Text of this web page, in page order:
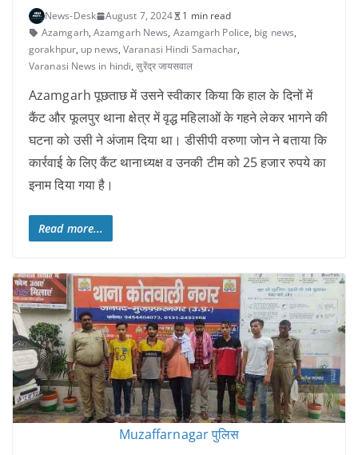
News-Desk August 7, 2024
1 min read
Azamgarh,Azamgarh News, Azamgarh Police, big news,
gorakhpur, up news,Varanasi Hindi Samachar,
Varanasi News in hindi,सुरेंद्र जायसवाल
Azamgarh पूछताछ में उसने स्वीकार किया कि हाल के दिनों में
कैंट और फूलपुर थाना क्षेत्र में वृद्ध महिलाओं के गहने लेकर भागने की
घटना को उसी ने अंजाम दिया था। डीसीपी वरुणा जोन ने बताया कि
कार्रवाई के लिए कैंट थानाध्यक्ष व उनकी टीम को 25 हजार रुपये का
इनाम दिया गया है।
Read more...
Muzaffarnagar पुलिस